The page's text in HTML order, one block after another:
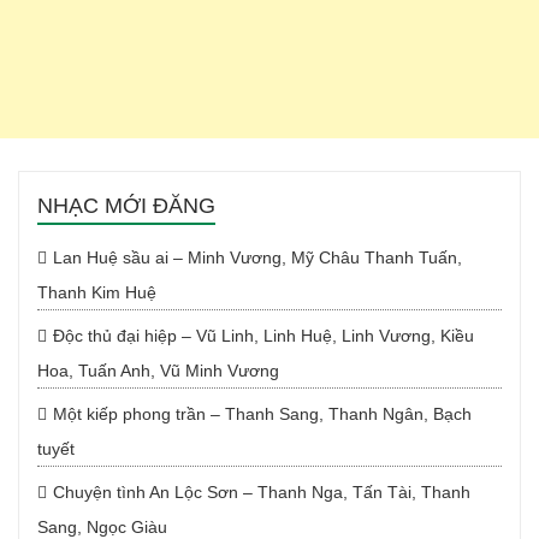
NHẠC MỚI ĐĂNG
Lan Huệ sầu ai – Minh Vương, Mỹ Châu Thanh Tuấn,
Thanh Kim Huệ
Độc thủ đại hiệp – Vũ Linh, Linh Huệ, Linh Vương, Kiều
Hoa, Tuấn Anh, Vũ Minh Vương
Một kiếp phong trần – Thanh Sang, Thanh Ngân, Bạch
tuyết
Chuyện tình An Lộc Sơn – Thanh Nga, Tấn Tài, Thanh
Sang, Ngọc Giàu